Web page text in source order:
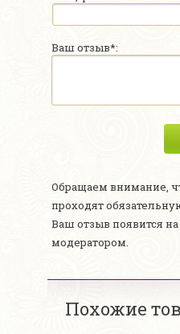
Ваш отзыв*:
Обращаем внимание,
проходят
Ваш отзыв появится
модератором.
Похожие